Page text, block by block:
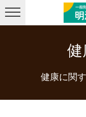
メニューを飛ばして本
健
健康に関